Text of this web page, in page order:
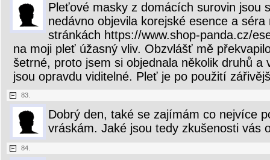
Pleťové masky z domácích surovin jsou
nedávno objevila korejské esence a
stránkách https://www.shop-panda.cz/
na moji pleť úžasný vliv. Obzvlášť mě
šetrné, proto jsem si objednala několik druhů a
jsou opravdu viditelné. Pleť je po použití
83.
Dobrý den, také se zajímám co nejvíce
vráskám. Jaké jsou tedy zkušenosti vás
84.